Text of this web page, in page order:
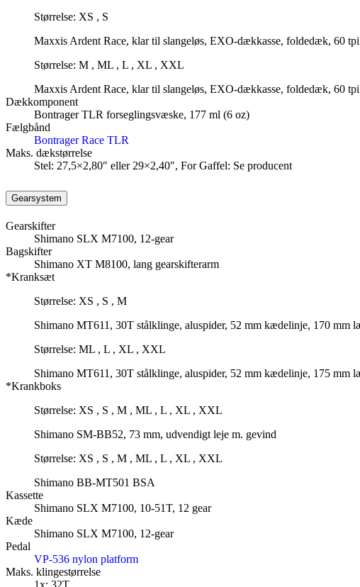
Størrelse: XS , S
Maxxis Ardent Race, klar til slangeløs, EXO-dækkasse, foldedæk, 60
Størrelse: M , ML , L , XL , XXL
Maxxis Ardent Race, klar til slangeløs, EXO-dækkasse, foldedæk, 60
Dækkomponent
Bontrager TLR forseglingsvæske, 177 ml (6 oz)
Fælgbånd
Bontrager Race TLR
Maks. dækstørrelse
Stel: 27,5×2,80″ eller 29×2,40″, For Gaffel: Se producent
Gearsystem
Gearskifter
Shimano SLX M7100, 12-gear
Bagskifter
Shimano XT M8100, lang gearskifterarm
*Kranksæt
Størrelse: XS , S , M
Shimano MT611, 30T stålklinge, aluspider, 52 mm kædelinje, 170 mm
Størrelse: ML , L , XL , XXL
Shimano MT611, 30T stålklinge, aluspider, 52 mm kædelinje, 175 mm
*Krankboks
Størrelse: XS , S , M , ML , L , XL , XXL
Shimano SM-BB52, 73 mm, udvendigt leje m. gevind
Størrelse: XS , S , M , ML , L , XL , XXL
Shimano BB-MT501 BSA
Kassette
Shimano SLX M7100, 10-51T, 12 gear
Kæde
Shimano SLX M7100, 12-gear
Pedal
VP-536 nylon platform
Maks. klingestørrelse
1x: 32T